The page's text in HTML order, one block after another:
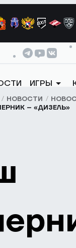
ИГРЫ
НОВОСТИ
– «ДИЗЕЛЬ»